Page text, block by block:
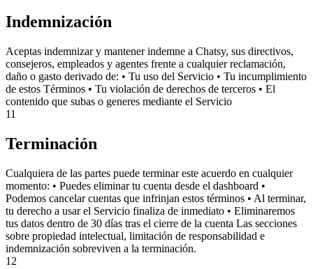
Indemnización
Aceptas indemnizar y mantener indemne a Chatsy, sus directivos,
consejeros, empleados y agentes frente a cualquier reclamación,
daño o gasto derivado de: • Tu uso del Servicio • Tu incumplimiento
de estos Términos • Tu violación de derechos de terceros • El
contenido que subas o generes mediante el Servicio
11
Terminación
Cualquiera de las partes puede terminar este acuerdo en cualquier
momento: • Puedes eliminar tu cuenta desde el dashboard •
Podemos cancelar cuentas que infrinjan estos términos • Al terminar,
tu derecho a usar el Servicio finaliza de inmediato • Eliminaremos
tus datos dentro de 30 días tras el cierre de la cuenta Las secciones
sobre propiedad intelectual, limitación de responsabilidad e
indemnización sobreviven a la terminación.
12